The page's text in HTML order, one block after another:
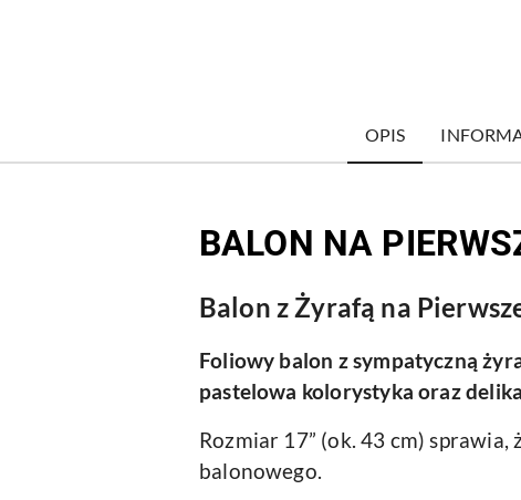
OPIS
BALON NA
Balon z Żyrafą na
Foliowy balon z sympatyczną
pastelowa kolorystyka oraz
Rozmiar 17” (ok. 43 cm)
balonowego.